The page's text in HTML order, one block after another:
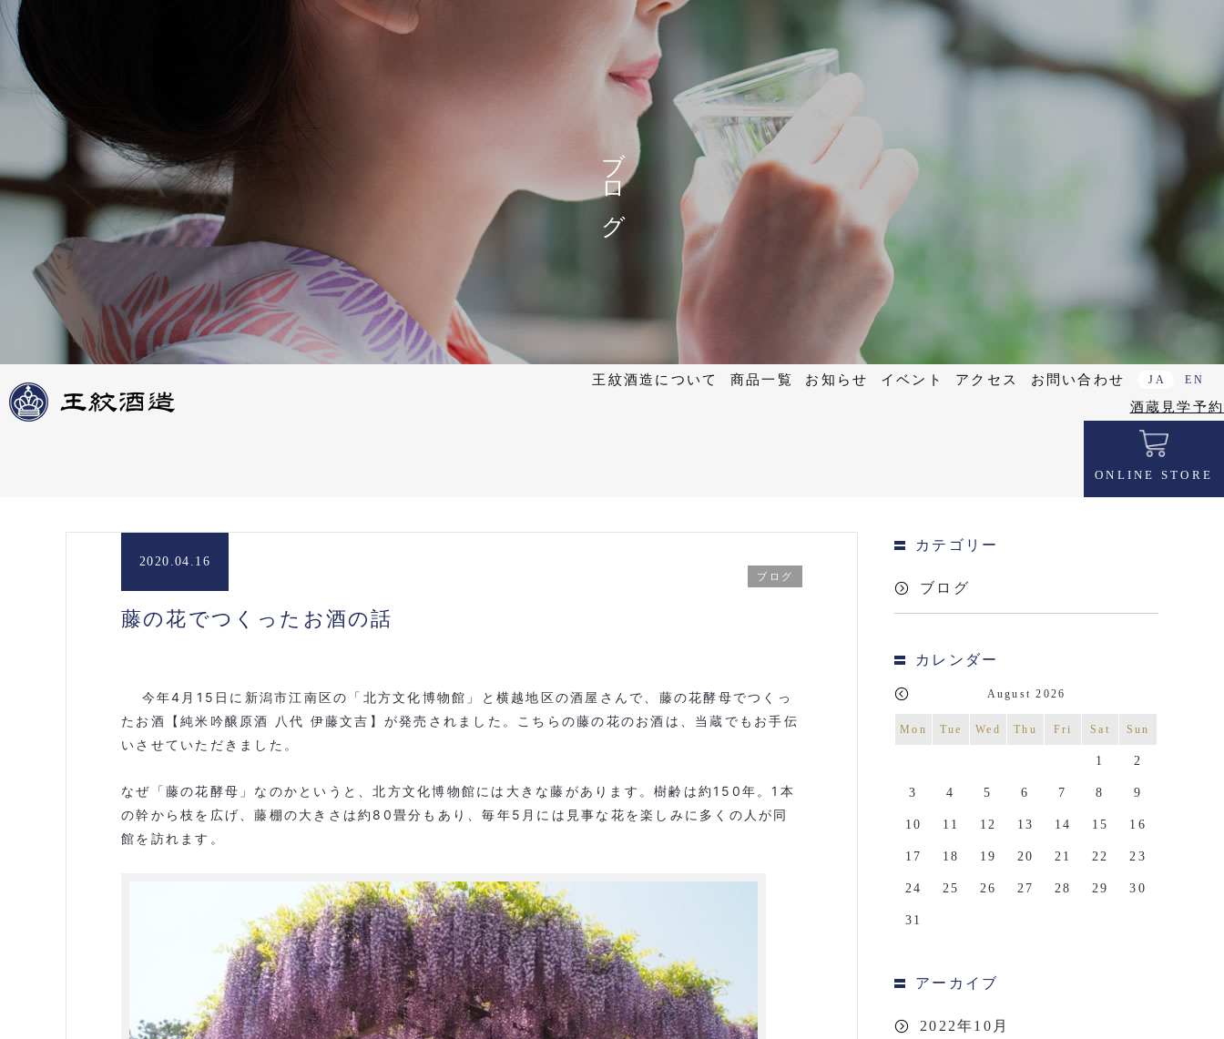
ブログ
王紋酒造について 商品一覧 お知らせ イベント アクセス お問い合わせ JA EN
酒蔵見学予約
ONLINE STORE
2020.04.16
ブログ
藤の花でつくったお酒の話
今年4 月 15 日に新潟市江南区の「北方文化博物館」と横越地区の酒屋さんで、藤の花酵母でつくっ
たお酒【純米吟醸原酒 八代 伊藤文吉】が発売されました。こちらの藤の花のお酒は、当蔵でもお手伝
いさせていただきました。
なぜ「藤の花酵母」なのかというと、北方文化博物館には大きな藤があります。樹齢は約 150年。 1 本
の幹から枝を広げ、藤棚の大きさは約 80畳分もあり、毎年5 月には見事な花を楽しみに多くの人が同
館を訪れます。
カテゴリー
ブログ
カレンダー
August 2026
Mon Tue Wed Thu Fri Sat Sun
1 2
3 4 5 6 7 8 9
10 11 12 13 14 15 16
17 18 19 20 21 22 23
24 25 26 27 28 29 30
31
アーカイブ
2022年10月